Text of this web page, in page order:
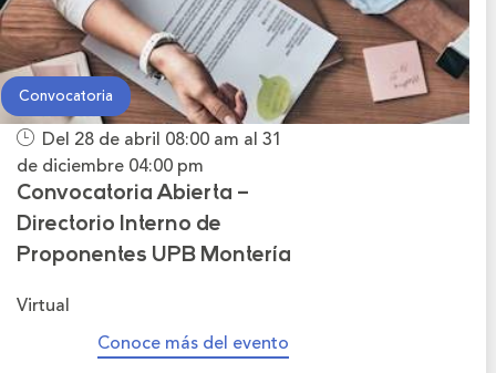
Convocatoria
Del 28 de abril 08:00 am al 31
de diciembre 04:00 pm
Convocatoria Abierta –
Directorio Interno de
Proponentes UPB Montería
Virtual
Conoce más del evento